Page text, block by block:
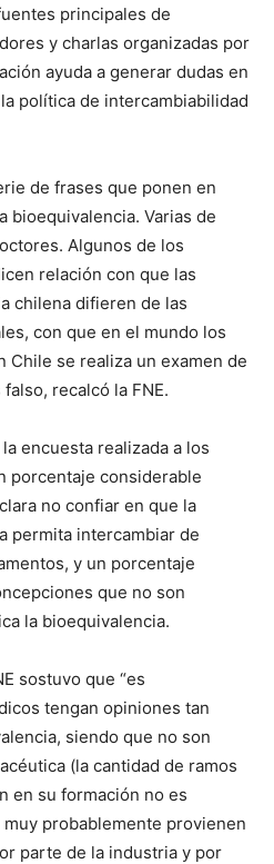
principales de
y charlas organizadas por
ayuda a generar dudas en
política de intercambiabilidad
de frases que ponen en
bioequivalencia. Varias de
Algunos de los
relación con que las
chilena difieren de las
con que en el mundo los
Chile se realiza un examen de
recalcó la FNE.
encuesta realizada a los
porcentaje considerable
no confiar en que la
permita intercambiar de
y un porcentaje
que no son
la bioequivalencia.
sostuvo que “es
tengan opiniones tan
siendo que no son
(la cantidad de ramos
en su formación no es
probablemente provienen
parte de la industria y por